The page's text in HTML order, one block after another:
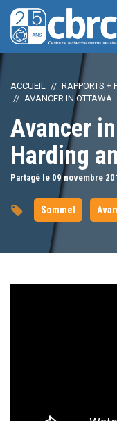
ACCUEIL
RAPPORTS +
AVANCER IN OTTAWA
Avancer
Harding
Partagé le 09novembre
Sommet